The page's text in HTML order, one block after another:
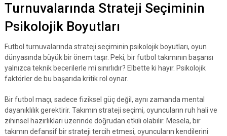
Turnuvalarında Strateji Seçiminin
Psikolojik Boyutları
Futbol turnuvalarında strateji seçiminin psikolojik boyutları, oyun
dünyasında büyük bir önem taşır. Peki, bir futbol takımının başarısı
yalnızca teknik becerilerle mi sınırlıdır? Elbette ki hayır. Psikolojik
faktörler de bu başarıda kritik rol oynar.
Bir futbol maçı, sadece fiziksel güç değil, aynı zamanda mental
dayanıklılık gerektirir. Takımın strateji seçimi, oyuncuların ruh hali ve
zihinsel hazırlıkları üzerinde doğrudan etkili olabilir. Mesela, bir
takımın defansif bir strateji tercih etmesi, oyuncuların kendilerini